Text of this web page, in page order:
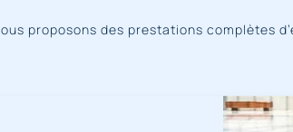
proposons des prestations complètes